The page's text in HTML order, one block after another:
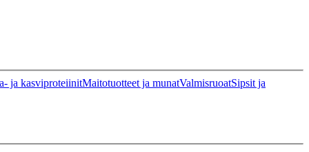
ja kasviproteiinitMaitotuotteet ja munatValmisruoatSipsit ja